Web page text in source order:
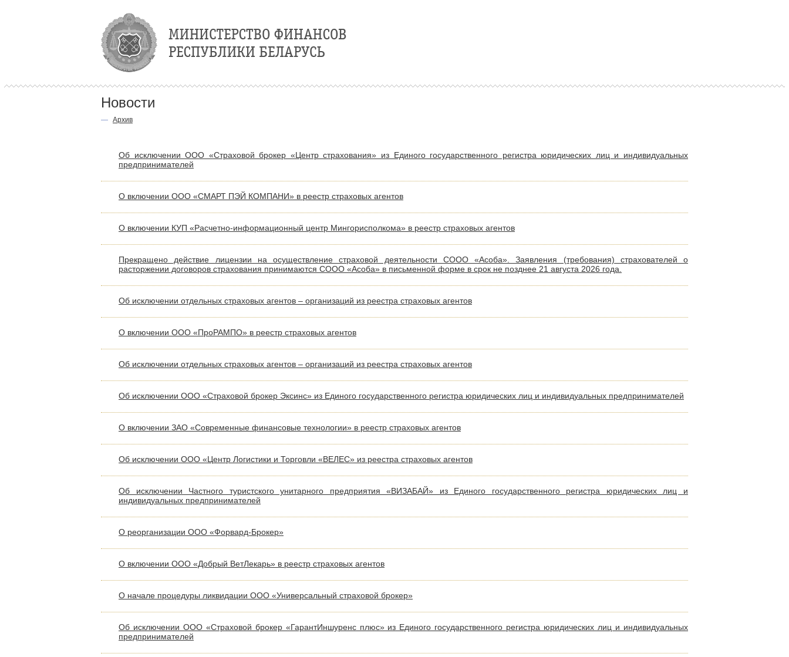
Новости
—Архив
Об исключении ООО «Страховой брокер «Центр страхования» из Единого государственного регистра юридических лиц и индивидуальных
предпринимателей
О включении ООО «СМАРТ ПЭЙ КОМПАНИ» в реестр страховых агентов
О включении КУП «Расчетно-информационный центр Мингорисполкома» в реестр страховых агентов
Прекращено действие лицензии на осуществление страховой деятельности СООО «Асоба». Заявления (требования) страхователей о
расторжении договоров страхования принимаются СООО «Асоба» в письменной форме в срок не позднее 21 августа 2026 года.
Об исключении отдельных страховых агентов – организаций из реестра страховых агентов
О включении ООО «ПроРАМПО» в реестр страховых агентов
Об исключении отдельных страховых агентов – организаций из реестра страховых агентов
Об исключении ООО «Страховой брокер Эксинс» из Единого государственного регистра юридических лиц и индивидуальных предпринимателей
О включении ЗАО «Современные финансовые технологии» в реестр страховых агентов
Об исключении ООО «Центр Логистики и Торговли «ВЕЛЕС» из реестра страховых агентов
Об исключении Частного туристского унитарного предприятия «ВИЗАБАЙ» из Единого государственного регистра юридических лиц и
индивидуальных предпринимателей
О реорганизации ООО «Форвард-Брокер»
О включении ООО «Добрый ВетЛекарь» в реестр страховых агентов
О начале процедуры ликвидации ООО «Универсальный страховой брокер»
Об исключении ООО «Страховой брокер «ГарантИншуренс плюс» из Единого государственного регистра юридических лиц и индивидуальных
предпринимателей